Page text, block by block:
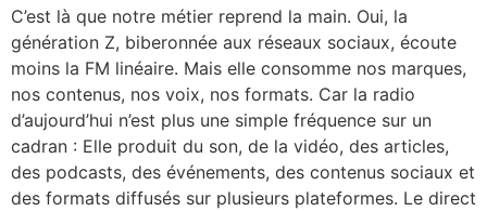
C’est là que notre métier reprend la main. Oui, la
génération Z, biberonnée aux réseaux sociaux, écoute
moins la FM linéaire. Mais elle consomme nos marques,
nos contenus, nos voix, nos formats. Car la radio
d’aujourd’hui n’est plus une simple fréquence sur un
cadran : Elle produit du son, de la vidéo, des articles,
des podcasts, des événements, des contenus sociaux et
des formats diffusés sur plusieurs plateformes. Le direct